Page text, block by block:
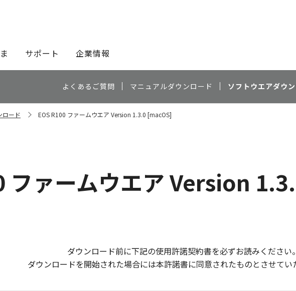
サポート 企業情報
よくあるご質問 マニュアルダウンロード ソフトウエアダウ
ロード EOS R100 ファームウエア Version 1.3.0 [macOS]
ファームウエア Version
ダウンロード前に下記の使用許諾契約書を必ずお読みください。
ダウンロードを開始された場合には本許諾書に同意されたものとさせてい